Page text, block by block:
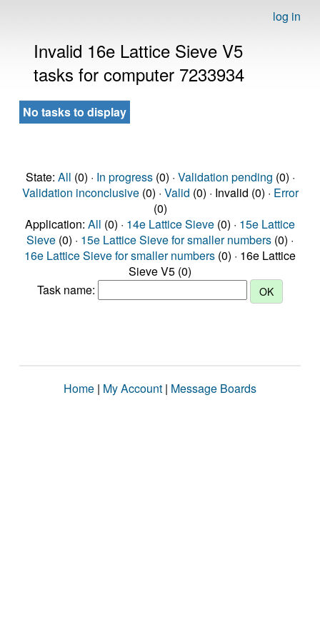
log in
Invalid 16e Lattice Sieve V5
tasks for computer 7233934
No tasks to display
State: All (0) · In progress(0) · Validation pending (0) ·
Validation inconclusive(0) · Valid (0) · Invalid (0) · Error
(0)
Application: All (0) · 14e Lattice Sieve (0) · 15e Lattice
Sieve (0) · 15e Lattice Sieve for smaller numbers (0) ·
16e Lattice Sieve for smaller numbers (0) · 16e Lattice
Sieve V5 (0)
Task name:
Home | My Account | Message Boards